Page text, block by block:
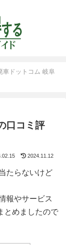
車ドットコム 岐阜
口コミ評
2024.11.12
たらないけど
報やサービス
とめましたので